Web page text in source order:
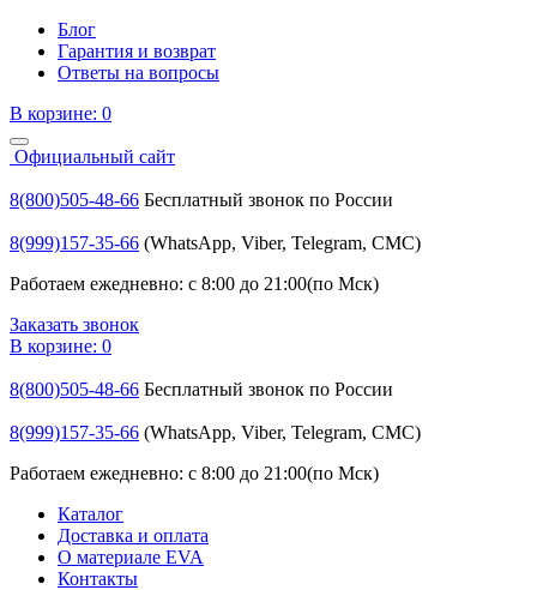
Блог
Гарантия и возврат
Ответы на вопросы
В корзине: 0
Официальный сайт
8(800)505-48-66 Бесплатный звонок по России
8(999)157-35-66 (WhatsApp, Viber, Telegram, СМС)
Работаем ежедневно: с 8:00 до 21:00(по Мск)
Заказать звонок
В корзине: 0
8(800)505-48-66 Бесплатный звонок по России
8(999)157-35-66 (WhatsApp, Viber, Telegram, СМС)
Работаем ежедневно: с 8:00 до 21:00(по Мск)
Каталог
Доставка и оплата
О материале EVA
Контакты